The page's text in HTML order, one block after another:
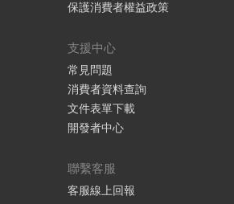
保護消費者權益政策
支援中心
常見問題
消費者資料查詢
文件表單下載
開發者中心
聯繫客服
客服線上回報